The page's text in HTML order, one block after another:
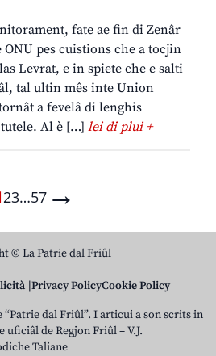
fate ae fin di Zenâr
pes cuistions che a tocjin
Levrat, e in spiete che e salti
tal ultin mês inte Union
a fevelâ di lenghis
Al è […] lei di plui +
23…57 →
© La Patrie dal Friûl
Privacy PolicyCookie Policy
dal Friûl”. I articui a son scrits in
uficiâl de Regjon Friûl – V.J.
Taliane